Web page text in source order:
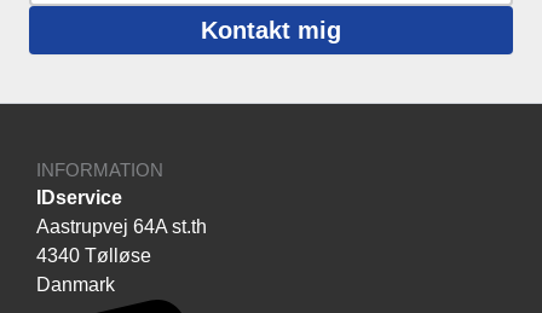
Kontakt mig
INFORMATION
IDservice
Aastrupvej 64A st.th
4340 Tølløse
Danmark